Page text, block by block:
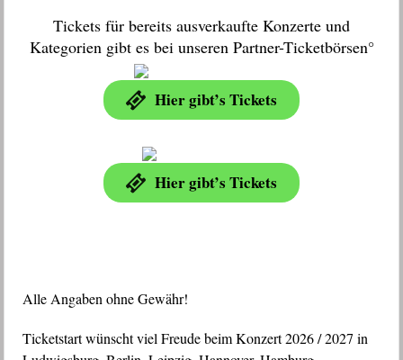
Tickets für bereits ausverkaufte Konzerte und
Kategorien gibt es bei unseren Partner-Ticketbörsen°
Hier gibt’s Tickets
Hier gibt’s Tickets
Alle Angaben ohne Gewähr!
Ticketstart wünscht viel Freude beim Konzert 2026 / 2027 in